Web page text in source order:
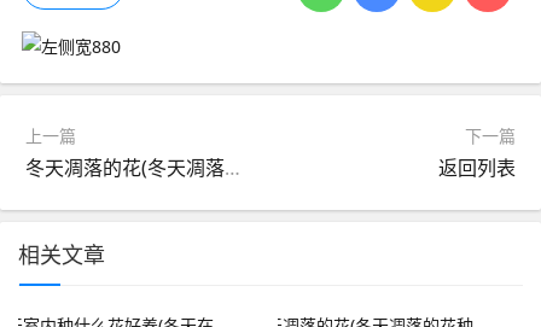
上一篇
冬天凋落的花(冬天凋落的花种类)
下一篇
返回列表
相关文章